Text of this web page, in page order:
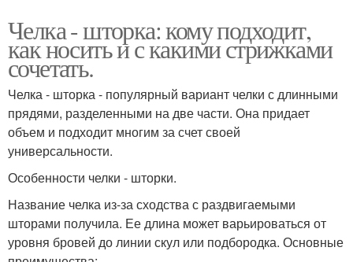
Челка - шторка: кому подходит,
как носить и с какими стрижками
сочетать.
Челка - шторка - популярный вариант челки с длинными
прядями, разделенными на две части. Она придает
объем и подходит многим за счет своей
универсальности.
Особенности челки - шторки.
Название челка из-за сходства с раздвигаемыми
шторами получила. Ее длина может варьироваться от
уровня бровей до линии скул или подбородка. Основные